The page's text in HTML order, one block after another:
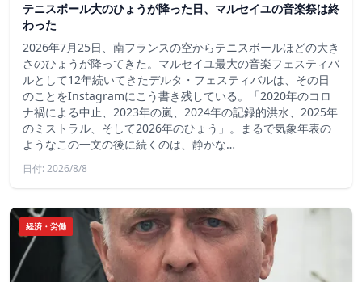
テニスボール大のひょうが降った日、マルセイユの音楽祭は終
わった
2026年7月25日、南フランスの空からテニスボールほどの大き
さのひょうが降ってきた。マルセイユ最大の音楽フェスティバ
ルとして12年続いてきたデルタ・フェスティバルは、その日
のことをInstagramにこう書き残している。「2020年のコロ
ナ禍による中止、2023年の嵐、2024年の記録的洪水、2025年
のミストラル、そして2026年のひょう」。まるで気象年表の
ようなこの一文の後に続くのは、静かな…
日付: 2026/8/8
経済・労働